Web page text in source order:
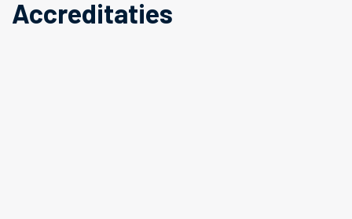
Accreditaties